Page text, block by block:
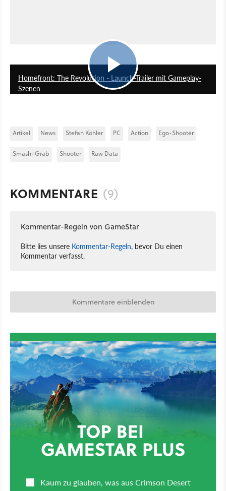
Homefront: The Revolution - Launch-Trailer mit Gameplay-
Szenen
Artikel News Stefan Köhler PC Action Ego-Shooter
Smash+Grab Shooter Raw Data
KOMMENTARE (9)
Kommentar-Regeln von GameStar
Bitte lies unsere Kommentar-Regeln, bevor Du einen
Kommentar verfasst.
Kommentare einblenden